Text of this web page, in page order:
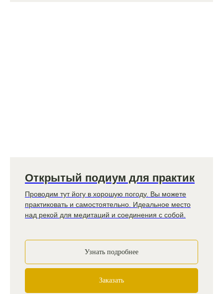
Открытый подиум для практик
Проводим тут йогу в хорошую погоду. Вы можете
практиковать и самостоятельно. Идеальное место
над рекой для медитаций и соединения с собой.
Узнать подробнее
Заказать